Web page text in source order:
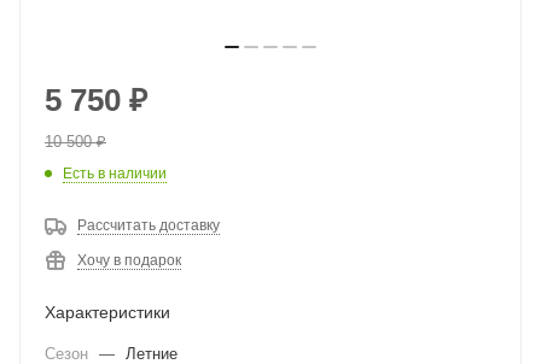
5 750 ₽
10 500₽
Есть в наличии
Рассчитать доставку
Хочу в подарок
Характеристики
Сезон —
Летние